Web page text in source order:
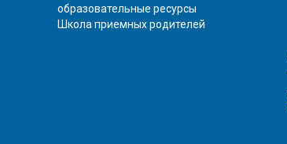
образовательные ресурсы
Школа приемных родителей